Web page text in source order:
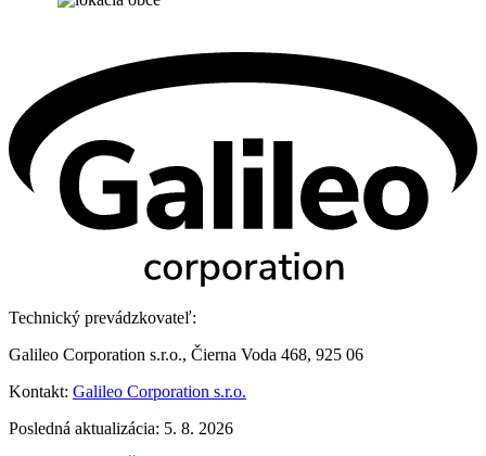
Technický prevádzkovateľ:
Galileo Corporation s.r.o., Čierna Voda 468, 925 06
Kontakt: Galileo Corporation s.r.o.
Posledná aktualizácia: 5. 8. 2026